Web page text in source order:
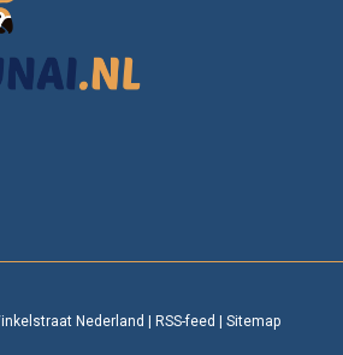
Nederland RSS-feed Sitemap